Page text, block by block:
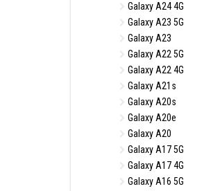
Galaxy A24 4G
Galaxy A23 5G
Galaxy A23
Galaxy A22 5G
Galaxy A22 4G
Galaxy A21s
Galaxy A20s
Galaxy A20e
Galaxy A20
Galaxy A17 5G
Galaxy A17 4G
Galaxy A16 5G